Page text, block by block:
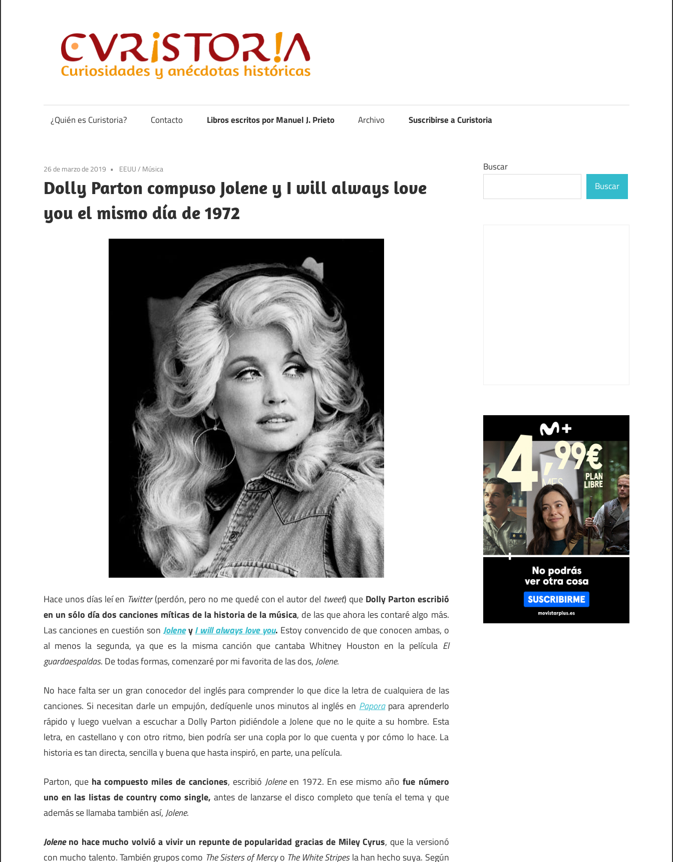
contenido
anécdotas
de
¿Quién es Curistoria? Contacto Libros escritos por Manuel J. Prieto Archivo Suscribirse a Curistoria
26 de marzo de 2019 EEUU/ Música
Dolly Parton compuso Jolene y I will always love
you el mismo día de 1972
Hace unos días leí en Twitter(perdón, pero no me quedé con el autor del tweet) que Dolly Parton escribió
en un sólo día dos canciones míticas de la historia de la música, de las que ahora les contaré algo más.
Las canciones en cuestión son JoleneyI will always love you. Estoy convencido de que conocen ambas, o
al menos la segunda, ya que es la misma canción que cantaba Whitney Houston en la película El
guardaespaldas. De todas formas, comenzaré por mi favorita de las dos,Jolene.
No hace falta ser un gran conocedor del inglés para comprender lo que dice la letra de cualquiera de las
canciones. Si necesitan darle un empujón, dedíquenle unos minutos al inglés en Paporapara aprenderlo
rápido y luego vuelvan a escuchar a Dolly Parton pidiéndole a Jolene que no le quite a su hombre. Esta
letra, en castellano y con otro ritmo, bien podría ser una copla por lo que cuenta y por cómo lo hace. La
historia es tan directa, sencilla y buena que hasta inspiró, en parte, una película.
Parton, que ha compuesto miles de canciones, escribió Joleneen 1972. En ese mismo añofue número
uno en las listas de country como single, antes de lanzarse el disco completo que tenía el tema y que
además se llamaba también así,Jolene.
Joleneno hace mucho volvió a vivir un repunte de popularidad gracias de Miley Cyrus, que la versionó
con mucho talento. También grupos como The Sisters of Mercyo The White Stripesla han hecho suya. Según
Buscar
Buscar